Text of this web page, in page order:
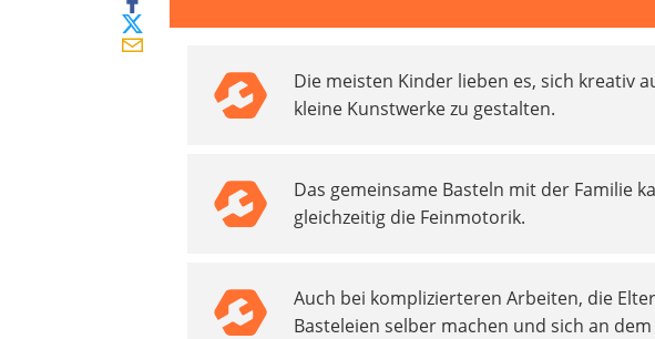
Tischgeschirrspüler
Elektronische Dartscheibe
Elektrische Pfeffermühle
Ferngesteuertes Auto
Die meisten Kinder lieben es, sich kreativ
kleine Kunstwerke zu gestalten.
Das gemeinsame Basteln mit der Familie
gleichzeitig die Feinmotorik.
Auch bei komplizierteren Arbeiten, die
Basteleien selber machen und sich an